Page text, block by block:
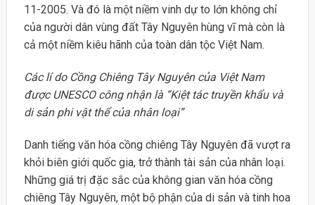
11-2005. Và đó là một niềm vinh dự to lớn không chỉ
của người dân vùng đất Tây Nguyên hùng vĩ mà còn là
cả một niềm kiêu hãnh của toàn dân tộc Việt Nam.
Các lí do Cồng Chiêng Tây Nguyên của Việt Nam
được UNESCO công nhận là “Kiệt tác truyền khẩu và
di sản phi vật thể của nhân loại”
Danh tiếng văn hóa cồng chiêng Tây Nguyên đã vượt ra
khỏi biên giới quốc gia, trở thành tài sản của nhân loại.
Những giá trị đặc sắc của không gian văn hóa cồng
chiêng Tây Nguyên, một bộ phận của di sản và tinh hoa